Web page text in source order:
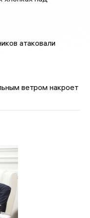
атаковали
ветром накроет